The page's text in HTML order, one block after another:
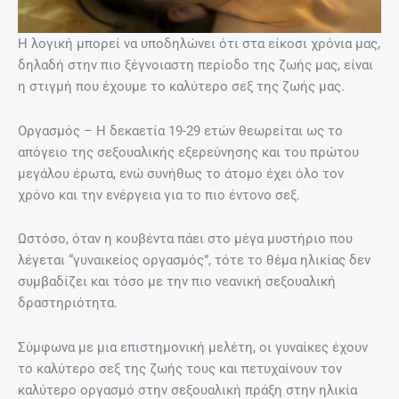
Η λογική μπορεί να υποδηλώνει ότι στα είκοσι χρόνια μας,
δηλαδή στην πιο ξέγνοιαστη περίοδο της ζωής μας, είναι
η στιγμή που έχουμε το καλύτερο σεξ της ζωής μας.
Οργασμός – Η δεκαετία 19-29 ετών θεωρείται ως το
απόγειο της σεξουαλικής εξερεύνησης και του πρώτου
μεγάλου έρωτα, ενώ συνήθως το άτομο έχει όλο τον
χρόνο και την ενέργεια για το πιο έντονο σεξ.
Ωστόσο, όταν η κουβέντα πάει στο μέγα μυστήριο που
λέγεται “γυναικείος οργασμός”, τότε το θέμα ηλικίας δεν
συμβαδίζει και τόσο με την πιο νεανική σεξουαλική
δραστηριότητα.
Σύμφωνα με μια επιστημονική μελέτη, οι γυναίκες έχουν
το καλύτερο σεξ της ζωής τους και πετυχαίνουν τον
καλύτερο οργασμό στην σεξουαλική πράξη στην ηλικία